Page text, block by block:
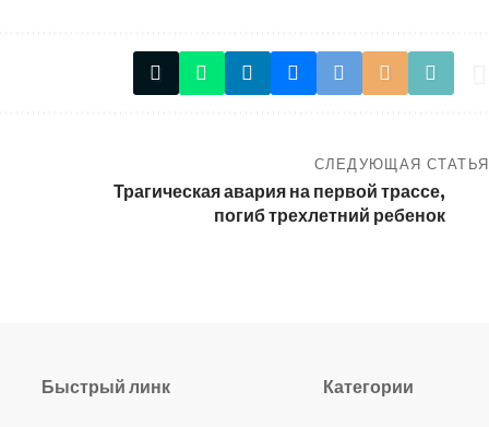
СЛЕДУЮЩАЯ СТАТЬЯ
Трагическая авария на первой трассе,
погиб трехлетний ребенок
Быстрый линк Категории